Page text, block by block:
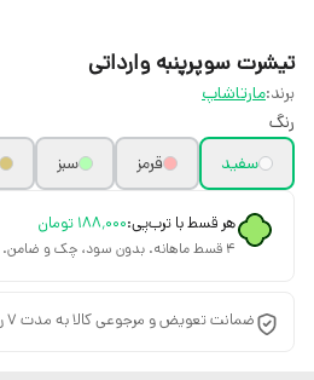
تیشرت سوپرپنبه وارداتی
برند:مارتاشاپ
رنگ
سفید
قرمز سبز
هر قسط با ترب‌پی:۱۸۸٬۰۰۰ تومان
۴ قسط ماهانه. بدون سود، چک و ضامن.
ضمانت تعویض و مرجوعی کالا به مدت 7 روز و بدون قید و شرط